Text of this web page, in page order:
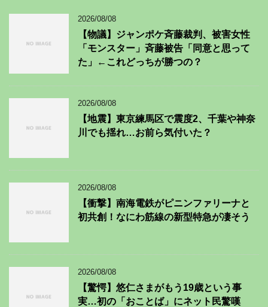
2026/08/08
【物議】ジャンポケ斉藤裁判、被害女性
「モンスター」斉藤被告「同意と思って
た」←これどっちが勝つの？
2026/08/08
【地震】東京練馬区で震度2、千葉や神奈
川でも揺れ…お前ら気付いた？
2026/08/08
【衝撃】南海電鉄がピニンファリーナと
初共創！なにわ筋線の新型特急が凄そう
2026/08/08
【驚愕】悠仁さまがもう19歳という事
実…初の「おことば」にネット民驚嘆